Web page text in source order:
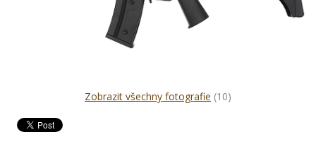
Zobrazit všechny fotografie (10)